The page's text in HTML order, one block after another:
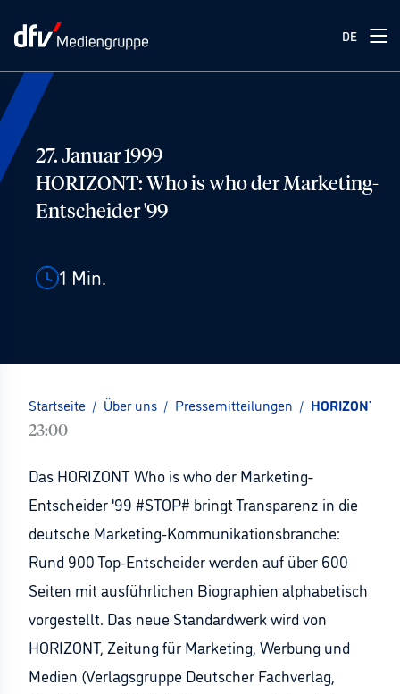
DE
27. Januar 1999
HORIZONT: Who is who der Marketing-
Entscheider '99
1 Min.
Startseite / Über uns / Pressemitteilungen / HORIZONT:
23:00
Das HORIZONT Who is who der Marketing-
Entscheider '99 #STOP# bringt Transparenz in die
deutsche Marketing-Kommunikationsbranche:
Rund 900 Top-Entscheider werden auf über 600
Seiten mit ausführlichen Biographien alphabetisch
vorgestellt. Das neue Standardwerk wird von
HORIZONT, Zeitung für Marketing, Werbung und
Medien (Verlagsgruppe Deutscher Fachverlag,